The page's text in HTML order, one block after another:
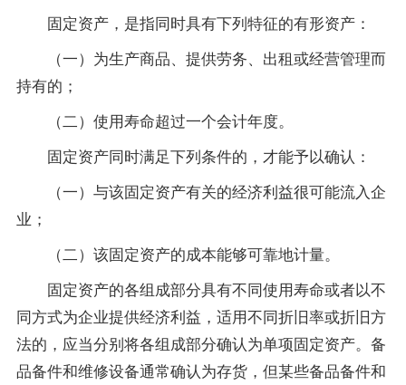
固定资产，是指同时具有下列特征的有形资产：
（一）为生产商品、提供劳务、出租或经营管理而
持有的；
（二）使用寿命超过一个会计年度。
固定资产同时满足下列条件的，才能予以确认：
（一）与该固定资产有关的经济利益很可能流入企
业；
（二）该固定资产的成本能够可靠地计量。
固定资产的各组成部分具有不同使用寿命或者以不
同方式为企业提供经济利益，适用不同折旧率或折旧方
法的，应当分别将各组成部分确认为单项固定资产。备
品备件和维修设备通常确认为存货，但某些备品备件和